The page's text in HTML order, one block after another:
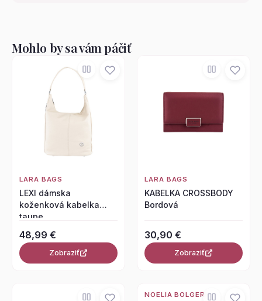
Mohlo by sa vám páčiť
LARA BAGS
LEXI dámska
koženková kabelka
taupe
48,99 €
Zobraziť
LARA BAGS
KABELKA CROSSBODY
Bordová
30,90 €
Zobraziť
NOELIA BOLGER